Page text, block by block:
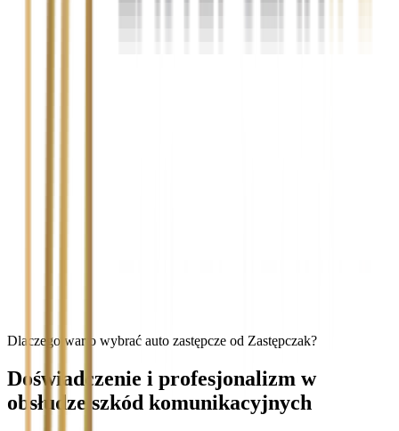
Dlaczego warto wybrać auto zastępcze od Zastępczak?
Doświadczenie i profesjonalizm w
obsłudze szkód komunikacyjnych